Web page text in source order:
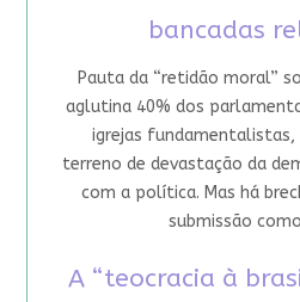
bancadas
Pauta da “retidão moral”
aglutina 40% dos
igrejas fundamentalistas,
terreno de devastação da
com a política. Mas há
submissão
A “teocracia à